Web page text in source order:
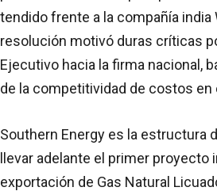
tendido frente a la compañía india
resolución motivó duras críticas
Ejecutivo hacia la firma nacional,
de la competitividad de costos en
Southern Energy es la estructura
llevar adelante el primer proyecto
exportación de Gas Natural